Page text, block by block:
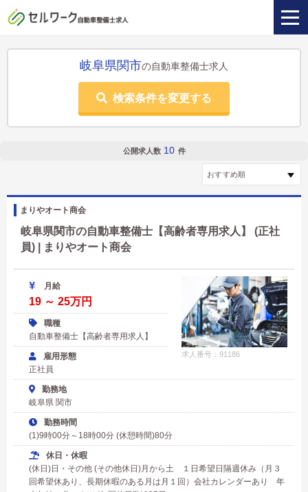
岐阜県関市の自動車整備士求人
検索条件を変更する
公開求人数 10 件
まりやオート商会
岐阜県関市の自動車整備士【高齢者専用求人】 (正社
員) | まりやオート商会
求人番号：91186
月給
19 ～ 25万円
職種
自動車整備士【高齢者専用求人】
雇用形態
正社員
勤務地
岐阜県 関市
勤務時間
(1)9時00分～18時00分 (休憩時間)80分
休日・休暇
(休日)日・その他 (その他休日)月から土 １日希望日隔週休み（月３
回希望休あり、長期休暇のある月は月１回）会社カレンダーあり 年